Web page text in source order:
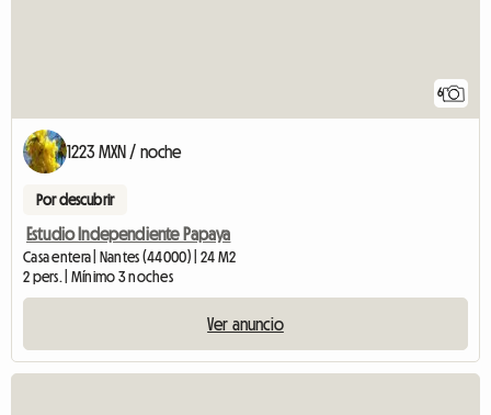
6
1223 MXN / noche
Por descubrir
Estudio Independiente Papaya
Casa entera | Nantes (44000) | 24 M2
2 pers. | Mínimo 3 noches
Ver anuncio